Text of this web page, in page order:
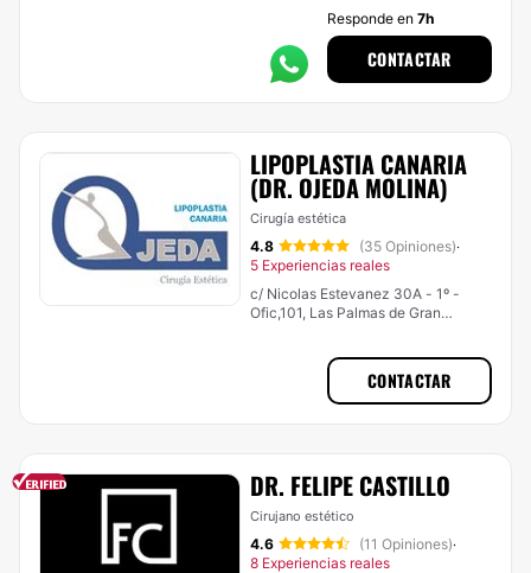
Responde en 7h
CONTACTAR
LIPOPLASTIA CANARIA
(DR. OJEDA MOLINA)
Cirugía estética
4.8 (35 Opiniones)·
5 Experiencias reales
c/ Nicolas Estevanez 30A - 1º -
Ofic,101, Las Palmas de Gran
CONTACTAR
DR. FELIPE CASTILLO
Cirujano estético
4.6 (11 Opiniones)·
8 Experiencias reales